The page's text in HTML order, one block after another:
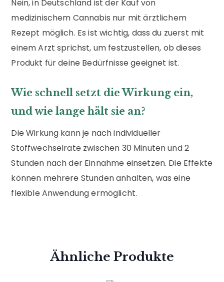
Nein, in Deutschland ist der Kauf von
medizinischem Cannabis nur mit ärztlichem
Rezept möglich. Es ist wichtig, dass du zuerst mit
einem Arzt sprichst, um festzustellen, ob dieses
Produkt für deine Bedürfnisse geeignet ist.
Wie schnell setzt die Wirkung ein,
und wie lange hält sie an?
Die Wirkung kann je nach individueller
Stoffwechselrate zwischen 30 Minuten und 2
Stunden nach der Einnahme einsetzen. Die Effekte
können mehrere Stunden anhalten, was eine
flexible Anwendung ermöglicht.
Ähnliche Produkte